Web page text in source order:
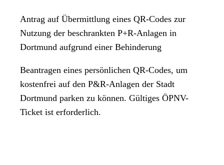
Antrag auf Übermittlung eines QR-Codes zur
Nutzung der beschrankten P+R-Anlagen in
Dortmund aufgrund einer Behinderung
Beantragen eines persönlichen QR-Codes, um
kostenfrei auf den P&R-Anlagen der Stadt
Dortmund parken zu können. Gültiges ÖPNV-
Ticket ist erforderlich.